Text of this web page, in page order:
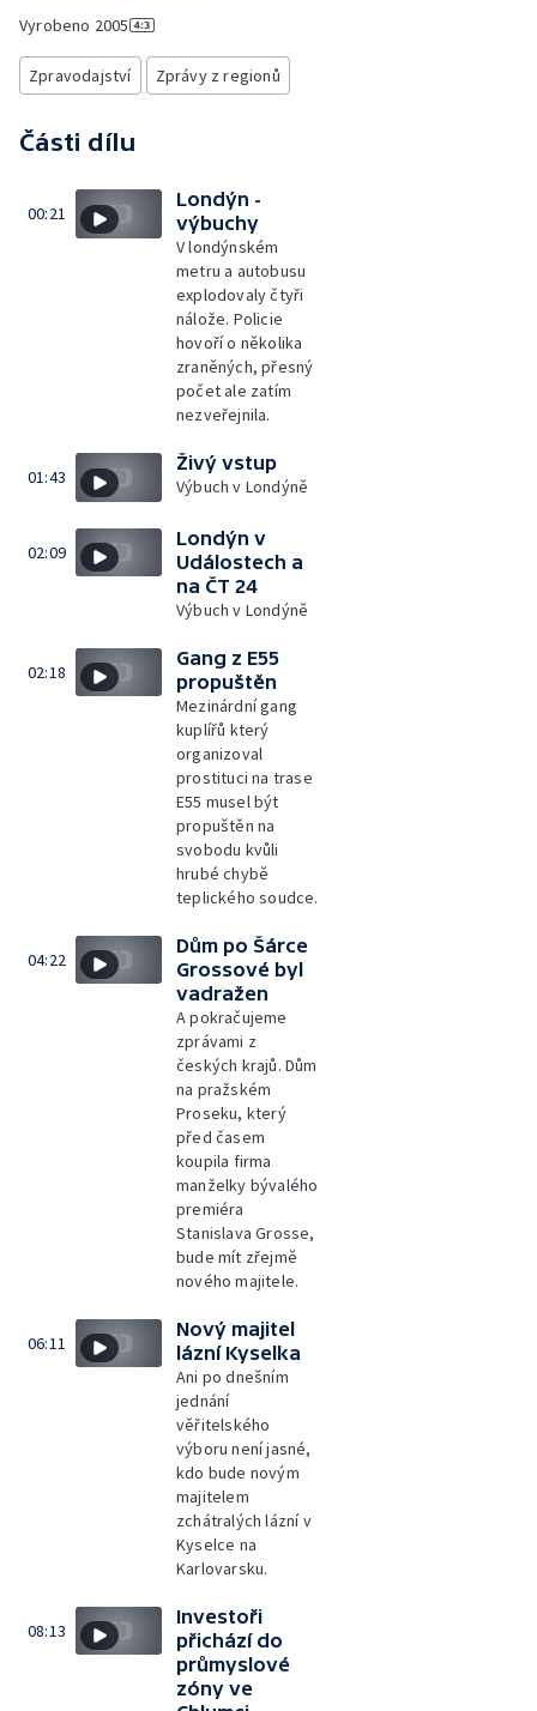
Vyrobeno 2005
Zpravodajství Zprávy z regionů
Části dílu
00:21
Londýn -
výbuchy
V londýnském
metru a autobusu
explodovaly čtyři
nálože. Policie
hovoří o několika
zraněných, přesný
počet ale zatím
nezveřejnila.
01:43
Živý vstup
Výbuch v Londýně
02:09
Londýn v
Událostech a
na ČT 24
Výbuch v Londýně
02:18
Gang z E55
propuštěn
Mezinárdní gang
kuplířů který
organizoval
prostituci na trase
E55 musel být
propuštěn na
svobodu kvůli
hrubé chybě
teplického soudce.
04:22
Dům po Šárce
Grossové byl
vadražen
A pokračujeme
zprávami z
českých krajů. Dům
na pražském
Proseku, který
před časem
koupila firma
manželky bývalého
premiéra
Stanislava Grosse,
bude mít zřejmě
nového majitele.
06:11
Nový majitel
lázní Kyselka
Ani po dnešním
jednání
věřitelského
výboru není jasné,
kdo bude novým
majitelem
zchátralých lázní v
Kyselce na
Karlovarsku.
08:13
Investoři
přichází do
průmyslové
zóny ve